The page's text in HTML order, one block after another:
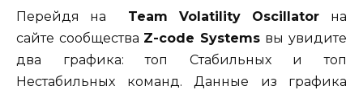
Перейдя на Team Volatility Oscillator на
сайте сообщества Z-code Systems вы увидите
два графика: топ Стабильных и топ
Нестабильных команд. Данные из графика